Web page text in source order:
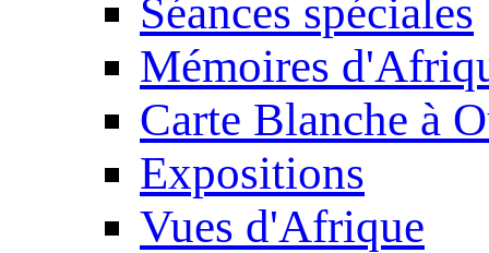
Séances spéciales
Mémoires
Carte Blanche à
Expositions
Vues d'Afrique